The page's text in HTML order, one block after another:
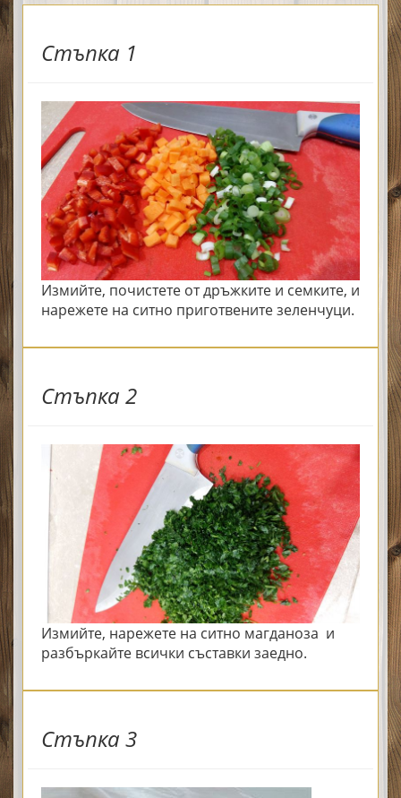
Стъпка 1
Измийте, почистете от дръжките и семките, и
нарежете на ситно приготвените зеленчуци.
Стъпка 2
Измийте, нарежете на ситно магданоза и
разбъркайте всички съставки заедно.
Стъпка 3